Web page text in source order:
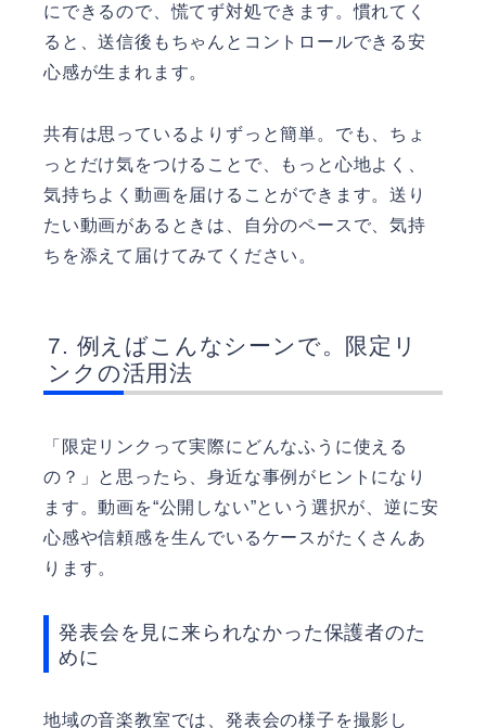
にできるので、慌てず対処できます。慣れてく
ると、送信後もちゃんとコントロールできる安
心感が生まれます。
共有は思っているよりずっと簡単。でも、ちょ
っとだけ気をつけることで、もっと心地よく、
気持ちよく動画を届けることができます。送り
たい動画があるときは、自分のペースで、気持
ちを添えて届けてみてください。
例えばこんなシーンで。限定リ
ンクの活用法
「限定リンクって実際にどんなふうに使える
の？」と思ったら、身近な事例がヒントになり
ます。動画を“公開しない”という選択が、逆に安
心感や信頼感を生んでいるケースがたくさんあ
ります。
発表会を見に来られなかった保護者のた
めに
地域の音楽教室では、発表会の様子を撮影し